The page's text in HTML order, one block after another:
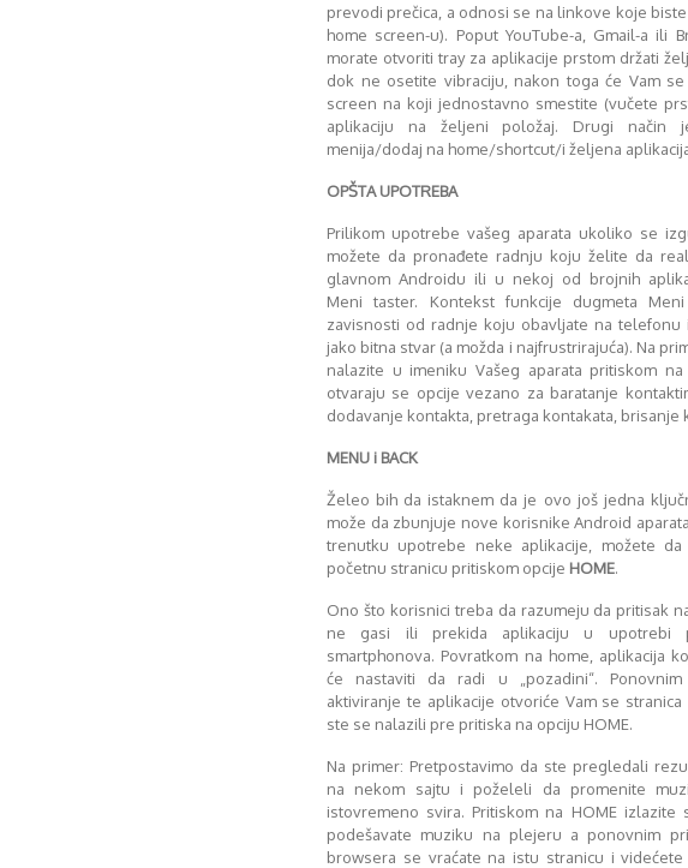
prevodi prečica, a odnosi se na linkove koje
home screen-u). Poput YouTube-a, Gmail-a ili
morate otvoriti tray za aplikacije prstom držati
dok ne osetite vibraciju, nakon toga će Vam
screen na koji jednostavno smestite (vučete
aplikaciju na željeni položaj. Drugi način
menija/dodaj na home/shortcut/i željena
OPŠTA UPOTREBA
Prilikom upotrebe vašeg aparata ukoliko se
možete da pronađete radnju koju želite da
glavnom Androidu ili u nekoj od brojnih
Meni taster. Kontekst funkcije dugmeta
zavisnosti od radnje koju obavljate na telefonu
jako bitna stvar (a možda i najfrustrirajuća). Na
nalazite u imeniku Vašeg aparata pritiskom na
otvaraju se opcije vezano za baratanje
dodavanje kontakta, pretraga kontakata, brisanje
MENU i BACK
Želeo bih da istaknem da je ovo još jedna
može da zbunjuje nove korisnike Android
trenutku upotrebe neke aplikacije, možete
početnu stranicu pritiskom opcije HOME.
Ono što korisnici treba da razumeju da pritisak
ne gasi ili prekida aplikaciju u upotrebi
smartphonova. Povratkom na home, aplikacija
će nastaviti da radi u „pozadini“.
aktiviranje te aplikacije otvoriće Vam se
ste se nalazili pre pritiska na opciju HOME.
Na primer: Pretpostavimo da ste pregledali
na nekom sajtu i poželeli da promenite
istovremeno svira. Pritiskom na HOME izlazite
podešavate muziku na plejeru a ponovnim
browsera se vraćate na istu stranicu i